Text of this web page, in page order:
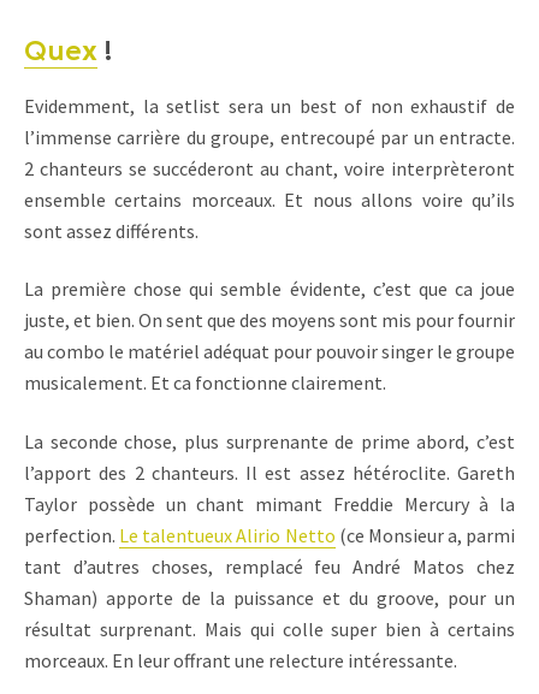
Quex !
Evidemment, la setlist sera un best of non exhaustif de
l’immense carrière du groupe, entrecoupé par un entracte.
2 chanteurs se succéderont au chant, voire interprèteront
ensemble certains morceaux. Et nous allons voire qu’ils
sont assez différents.
La première chose qui semble évidente, c’est que ca joue
juste, et bien. On sent que des moyens sont mis pour fournir
au combo le matériel adéquat pour pouvoir singer le groupe
musicalement. Et ca fonctionne clairement.
La seconde chose, plus surprenante de prime abord, c’est
l’apport des 2 chanteurs. Il est assez hétéroclite. Gareth
Taylor possède un chant mimant Freddie Mercury à la
perfection. Le talentueux Alirio Netto (ce Monsieur a, parmi
tant d’autres choses, remplacé feu André Matos chez
Shaman) apporte de la puissance et du groove, pour un
résultat surprenant. Mais qui colle super bien à certains
morceaux. En leur offrant une relecture intéressante.